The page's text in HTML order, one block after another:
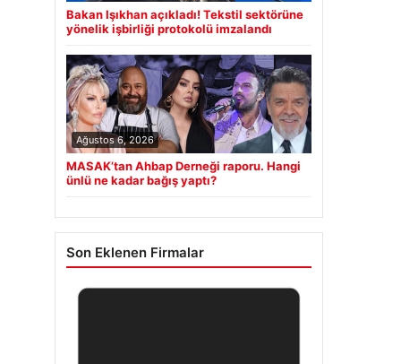
Bakan Işıkhan açıkladı! Tekstil sektörüne
yönelik işbirliği protokolü imzalandı
Ağustos 6, 2026
MASAK’tan Ahbap Derneği raporu. Hangi
ünlü ne kadar bağış yaptı?
Son Eklenen Firmalar